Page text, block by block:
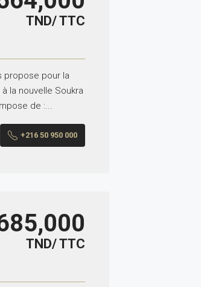
TND/ TTC
propose pour la
la nouvelle Soukra
de :...
+216 50 950 000
TND/ TTC